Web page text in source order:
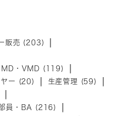
販売 (203)
MD・VMD (119)
ヤー (20)
生産管理 (59)
員・BA (216)